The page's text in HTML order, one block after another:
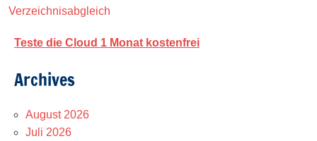
Verzeichnisabgleich
Teste die Cloud 1 Monat kostenfrei
Archives
August 2026
Juli 2026